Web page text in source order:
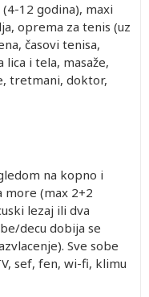
12 godina), maxi
oprema za tenis (uz
časovi tenisa,
i tela, masaže,
tretmani, doktor,
na kopno i
more (max 2+2
lezaj ili dva
decu dobija se
Sve sobe
sef, fen, wi-fi, klimu